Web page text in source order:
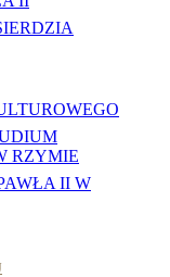
RZYMIE
II W